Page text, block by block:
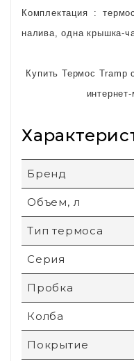
Комплектация :
налива, одна крышка-
Купить Термос
Бренд
Объем, л
Тип термоса
Серия
Пробка
Колба
Покрытие